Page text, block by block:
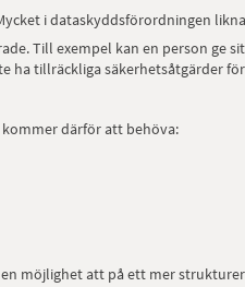
i dataskyddsförordningen
Till exempel kan en person ge
ha tillräckliga säkerhetsåtgärder
därför att behöva:
möjlighet att på ett mer